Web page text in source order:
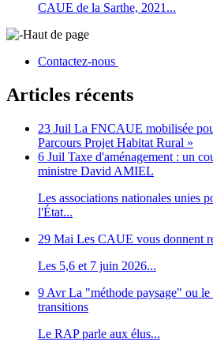
CAUE de la Sarthe, 2021...
Haut de page
Contactez-nous
Articles récents
23 Juil La FNCAUE mobilisée
Parcours Projet Habitat Rural »
6 Juil Taxe d'aménagement : un
ministre David AMIEL
Les associations nationales unies
l'État...
29 Mai Les CAUE vous donnent
Les 5,6 et 7 juin 2026...
9 Avr La "méthode paysage" ou le
transitions
Le RAP parle aux élus...